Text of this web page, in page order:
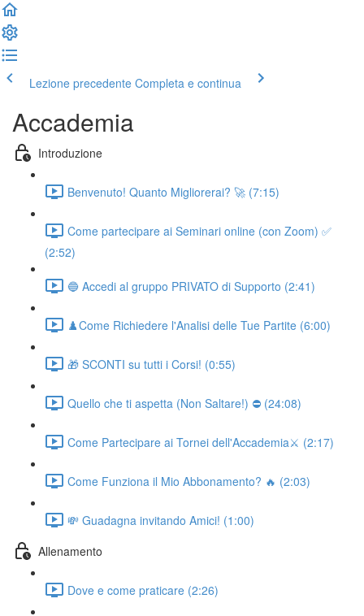
Lezione precedente Completa e continua
Accademia
Introduzione
Benvenuto! Quanto Migliorerai? 🚀 (7:15)
Come partecipare ai Seminari online (con Zoom) ✅
(2:52)
🔵 Accedi al gruppo PRIVATO di Supporto (2:41)
♟️Come Richiedere l'Analisi delle Tue Partite (6:00)
🎁 SCONTI su tutti i Corsi! (0:55)
Quello che ti aspetta (Non Saltare!) ⛔ (24:08)
Come Partecipare ai Tornei dell'Accademia⚔️ (2:17)
Come Funziona il Mio Abbonamento? 🔥 (2:03)
💸 Guadagna invitando Amici! (1:00)
Allenamento
Dove e come praticare (2:26)